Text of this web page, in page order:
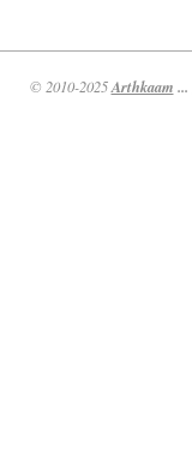
© 2010-2025Arthkaam ...